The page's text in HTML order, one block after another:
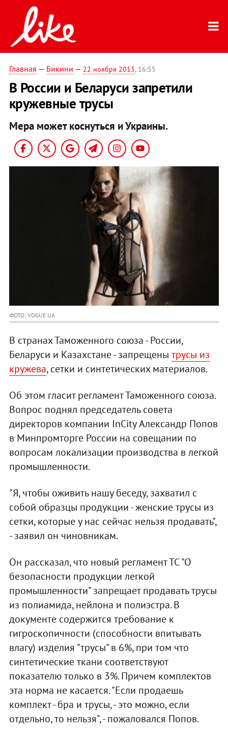
Главная — Бикини — 22 ноября 2013, 16:55
В России и Беларуси запретили
кружевные трусы
Мера может коснуться и Украины.
ФОТО: VOGUE.UA
В странах Таможенного союза - России,
Беларуси и Казахстане - запрещены трусы из
кружева, сетки и синтетических материалов.
Об этом гласит регламент Таможенного союза.
Вопрос поднял председатель совета
директоров компании InCity Александр Попов
в Минпромторге России на совещании по
вопросам локализации производства в легкой
промышленности.
"Я, чтобы оживить нашу беседу, захватил с
собой образцы продукции - женские трусы из
сетки, которые у нас сейчас нельзя продавать",
- заявил он чиновникам.
Он рассказал, что новый регламент ТС "О
безопасности продукции легкой
промышленности" запрещает продавать трусы
из полиамида, нейлона и полиэстра. В
документе содержится требование к
гигроскопичности (способности впитывать
влагу) изделия "трусы" в 6%, при том что
синтетические ткани соответствуют
показателю только в 3%. Причем комплектов
эта норма не касается. "Если продаешь
комплект - бра и трусы, - это можно, если
отдельно, то нельзя", - пожаловался Попов.